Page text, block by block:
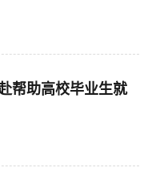
帮助高校毕业生就